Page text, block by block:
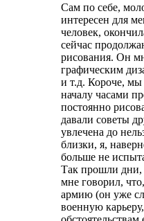
Сам по себе,
интересен для
человек,
сейчас
рисования. Он
графическим
и т.д. Короче,
началу часами
постоянно
давали советы
увлечена до
близки, я,
больше не
Так прошли дни,
мне говорил,
армию (он уже
военную